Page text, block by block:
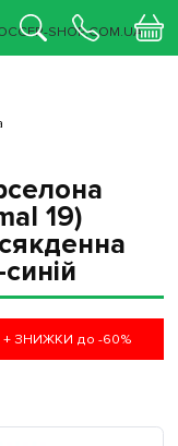
19)
+ ЗНИЖКИ до -60%